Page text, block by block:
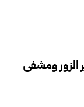
الزور ومشفى